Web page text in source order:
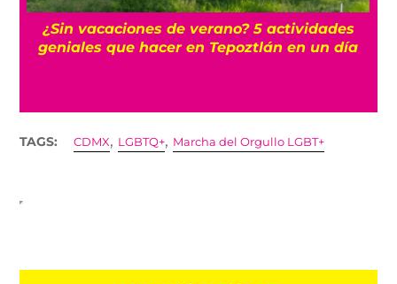
La historia oculta del barrio Romita, uno de
los más misteriosos de la CDMX
TAGS: CDMX, LGBTQ+, Marcha del Orgullo LGBT+